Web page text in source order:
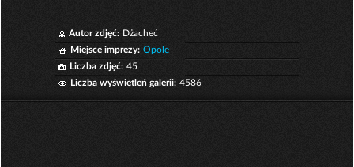
Autor zdjęć: Dżacheć
Miejsce imprezy: Opole
Liczba zdjęć: 45
Liczba wyświetleń galerii: 4586